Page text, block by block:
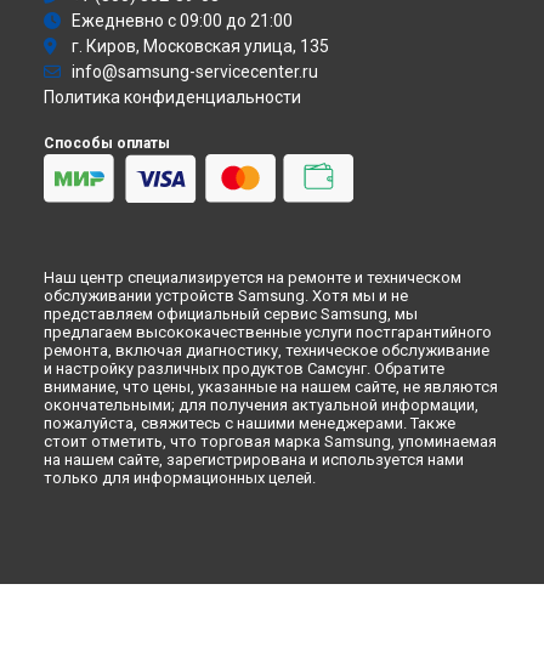
Смарт-часы
Варочная панель
Посудомоечная машина
Морозильная камера
Кондиционер
Духовой шкаф
Вытяжка
Ежедневно с 09:00 до 21:00
г. Киров, Московская улица, 135
info@samsung-servicecenter.ru
Политика конфиденциальности
Способы оплаты
Наш центр специализируется на ремонте и техническом
обслуживании устройств Samsung. Хотя мы и не
представляем официальный сервис Samsung, мы
предлагаем высококачественные услуги постгарантийного
ремонта, включая диагностику, техническое обслуживание
и настройку различных продуктов Самсунг. Обратите
внимание, что цены, указанные на нашем сайте, не являются
окончательными; для получения актуальной информации,
пожалуйста, свяжитесь с нашими менеджерами. Также
стоит отметить, что торговая марка Samsung, упоминаемая
на нашем сайте, зарегистрирована и используется нами
только для информационных целей.